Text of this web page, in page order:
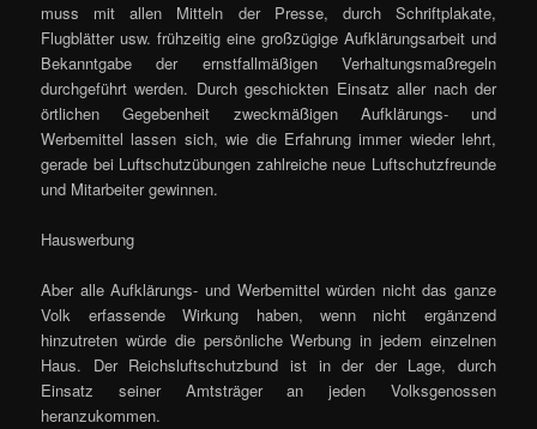
muss mit allen Mitteln der Presse, durch Schriftplakate,
Flugblätter usw. frühzeitig eine großzügige Aufklärungsarbeit und
Bekanntgabe der ernstfallmäßigen Verhaltungsmaßregeln
durchgeführt werden. Durch geschickten Einsatz aller nach der
örtlichen Gegebenheit zweckmäßigen Aufklärungs- und
Werbemittel lassen sich, wie die Erfahrung immer wieder lehrt,
gerade bei Luftschutzübungen zahlreiche neue Luftschutzfreunde
und Mitarbeiter gewinnen.
Hauswerbung
Aber alle Aufklärungs- und Werbemittel würden nicht das ganze
Volk erfassende Wirkung haben, wenn nicht ergänzend
hinzutreten würde die persönliche Werbung in jedem einzelnen
Haus. Der Reichsluftschutzbund ist in der der Lage, durch
Einsatz seiner Amtsträger an jeden Volksgenossen
heranzukommen.